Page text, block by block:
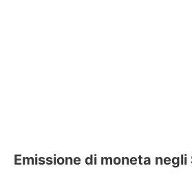
Emissione di moneta